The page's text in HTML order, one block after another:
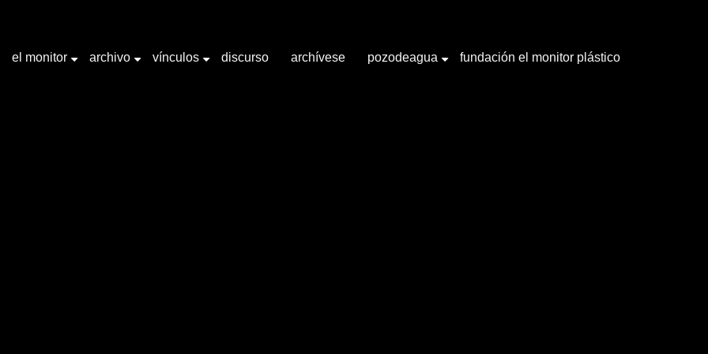
el monitor archivo vínculos discurso archívese pozodeagua fundación el monitor plástico